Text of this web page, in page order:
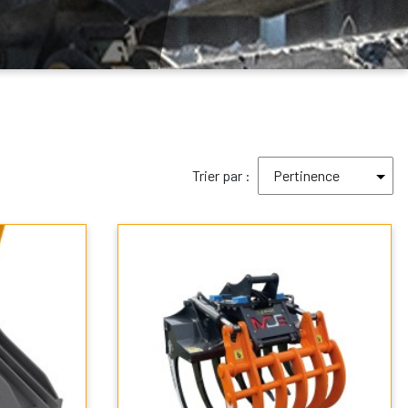
Trier par :